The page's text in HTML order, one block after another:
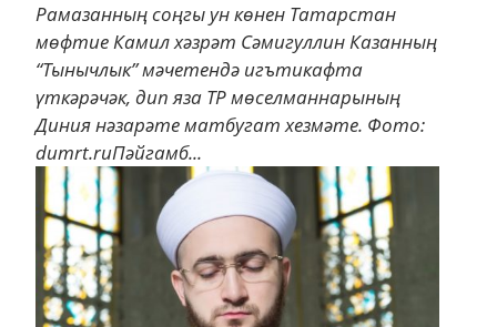
Рамазанның соңгы ун көнен Татарстан
мөфтие Камил хәзрәт Сәмигуллин Казанның
“Тынычлык” мәчетендә игътикафта
үткәрәчәк, дип яза ТР мөселманнарының
Диния нәзарәте матбугат хезмәте. Фото:
dumrt.ruПәйгамб...